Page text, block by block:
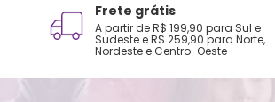
Frete grátis
A partir de R$ 199,90 para Sul e
Sudeste e R$ 259,90 para Norte,
Nordeste e Centro-Oeste